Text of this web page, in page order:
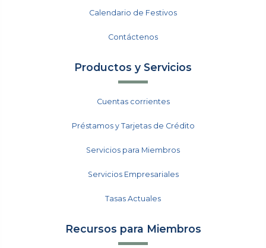
Calendario de Festivos
Contáctenos
Productos y Servicios
Cuentas corrientes
Préstamos y Tarjetas de Crédito
Servicios para Miembros
Servicios Empresariales
Tasas Actuales
Recursos para Miembros